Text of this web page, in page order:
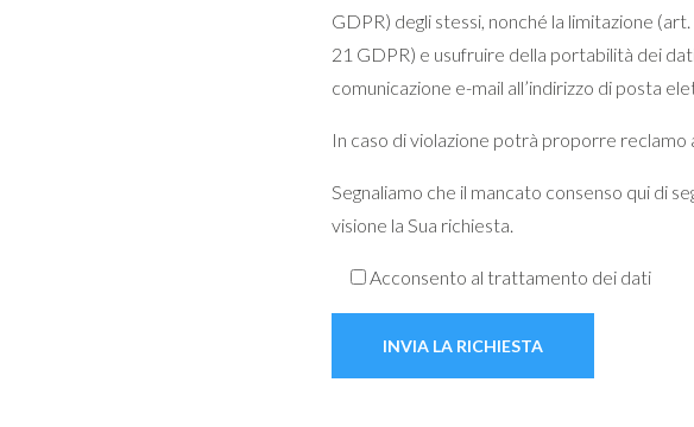
GDPR) degli stessi, nonché la limitazione
21 GDPR) e usufruire della portabilità dei
comunicazione e-mail all’indirizzo di posta
In caso di violazione potrà proporre reclamo
Segnaliamo che il mancato consenso qui di
visione la Sua richiesta.
Acconsento al trattamento dei dati